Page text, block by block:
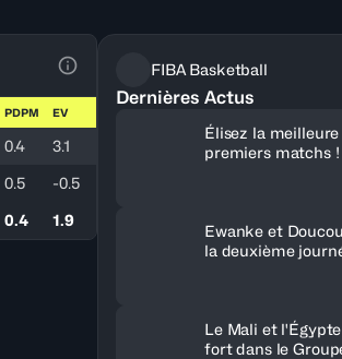
Voir la Légende du Tableau
PDPM EV
0.4
3.1
0.5
-0.5
0.4 1.9
FIBA Basketball
Dernières Actus
Élisez la
premiers matchs !
Ewanke et
la deuxième
Le Mali et
fort dans le